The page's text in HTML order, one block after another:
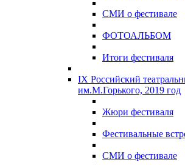
СМИ о фестивале
ФОТОАЛЬБОМ
Итоги фестиваля
IX Российский
им.М.Горького, 2019 год
Жюри фестиваля
Фестивальные
СМИ о фестивале